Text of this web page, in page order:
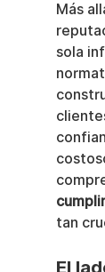
Más
sola
tan